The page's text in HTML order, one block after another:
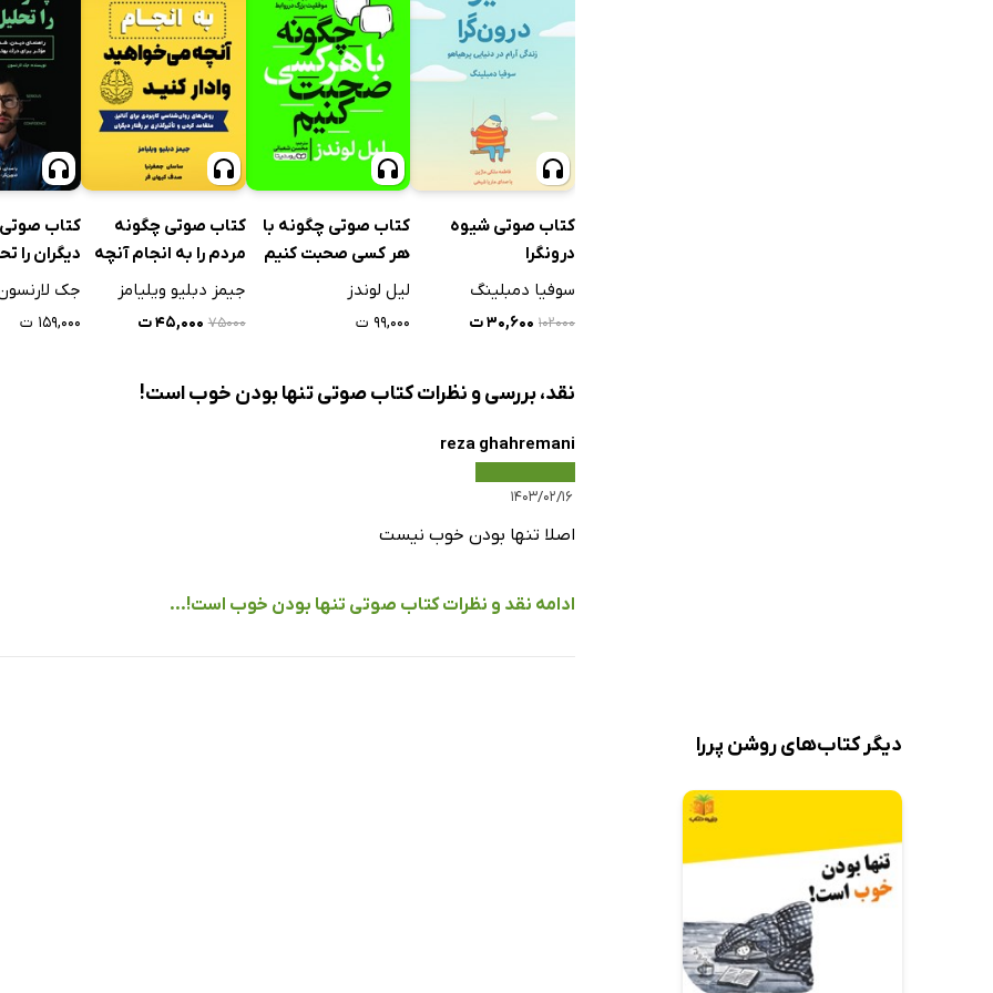
کتاب صوتی شیوه
درونگرا
سوفیا دمبلینگ
۱۰۲۰۰۰ ۳۰,۶۰۰ ت
کتاب صوتی چگونه با
هر کسی صحبت کنیم
لیل لوندز
۹۹,۰۰۰ ت
کتاب صوتی چگونه
مردم را به انجام آنچه
می‌خواهید وادار کنید
جیمز دبلیو ویلیامز
۷۵۰۰۰ ۴۵,۰۰۰ ت
کتاب
دیگران را
جک
۱۵۹,۰۰۰ ت
نقد، بررسی و نظرات کتاب صوتی تنها بودن خوب است!
reza ghahremani
۱۴۰۳/۰۲/۱۶
اصلا تنها بودن خوب نیست
ادامه نقد و نظرات کتاب صوتی تنها بودن خوب است!...
دیگر کتاب‌های روشن پررا